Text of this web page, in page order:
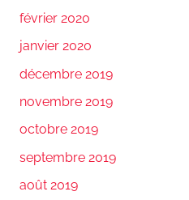
février 2020
janvier 2020
décembre 2019
novembre 2019
octobre 2019
septembre 2019
août 2019